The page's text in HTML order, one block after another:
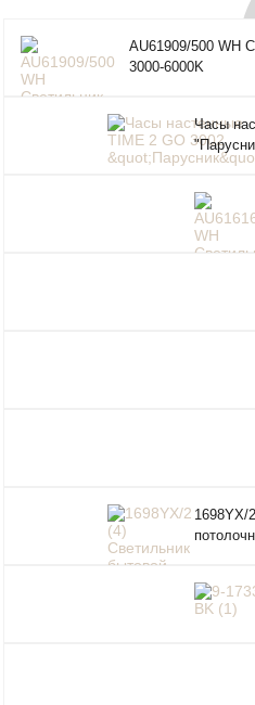
AU61909/500 WH
3000-6000K
Часы
1698YX/